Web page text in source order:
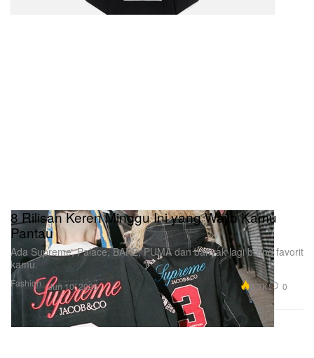
Fashion
8 Rilisan Keren Minggu Ini yang Wajib Kamu
Pantau
Ada Supreme, Palace, BAPE, PUMA dan banyak lagi brand favorit
kamu.
Jun 10, 2026 2.7K 0